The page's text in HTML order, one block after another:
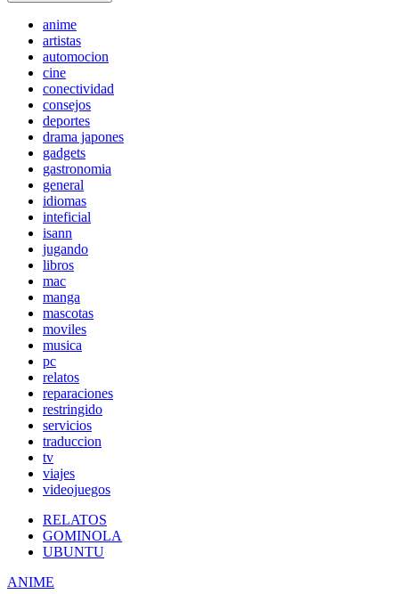
anime
artistas
automocion
cine
conectividad
consejos
deportes
drama japones
gadgets
gastronomia
general
idiomas
inteficial
isann
jugando
libros
mac
manga
mascotas
moviles
musica
pc
relatos
reparaciones
restringido
servicios
traduccion
tv
viajes
videojuegos
RELATOS
GOMINOLA
UBUNTU
ANIME